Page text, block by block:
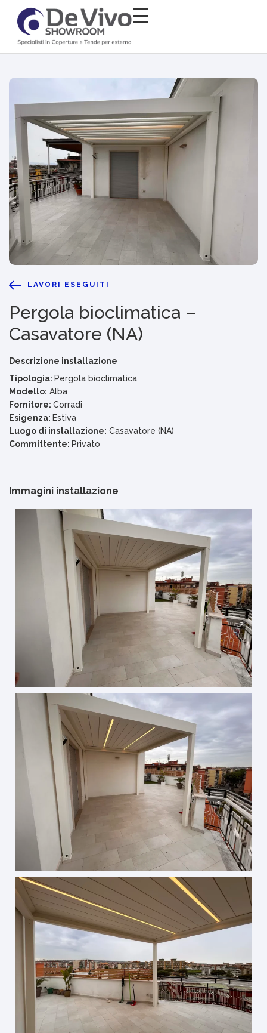
LAVORI ESEGUITI
Pergola bioclimatica –
Casavatore (NA)
Descrizione installazione
Tipologia: Pergola bioclimatica
Modello: Alba
Fornitore: Corradi
Esigenza: Estiva
Luogo di installazione: Casavatore (NA)
Committente: Privato
Immagini installazione